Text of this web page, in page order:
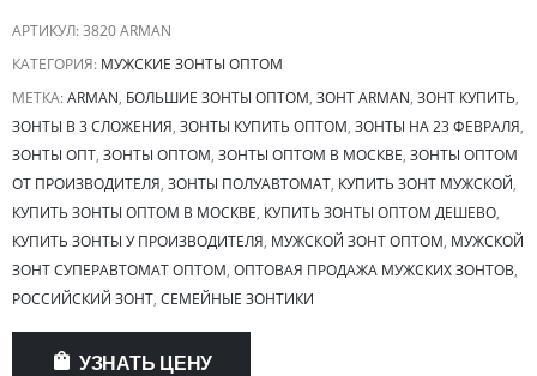
АРТИКУЛ:3820 ARMAN
КАТЕГОРИЯ: МУЖСКИЕ ЗОНТЫ ОПТОМ
МЕТКА:ARMAN, БОЛЬШИЕ ЗОНТЫ ОПТОМ, ЗОНТ ARMAN, ЗОНТ КУПИТЬ,
ЗОНТЫ В 3 СЛОЖЕНИЯ, ЗОНТЫ КУПИТЬ ОПТОМ, ЗОНТЫ НА 23 ФЕВРАЛЯ,
ЗОНТЫ ОПТ, ЗОНТЫ ОПТОМ, ЗОНТЫ ОПТОМ В МОСКВЕ, ЗОНТЫ ОПТОМ
ОТ ПРОИЗВОДИТЕЛЯ, ЗОНТЫ ПОЛУАВТОМАТ, КУПИТЬ ЗОНТ МУЖСКОЙ,
КУПИТЬ ЗОНТЫ ОПТОМ В МОСКВЕ, КУПИТЬ ЗОНТЫ ОПТОМ ДЕШЕВО,
КУПИТЬ ЗОНТЫ У ПРОИЗВОДИТЕЛЯ, МУЖСКОЙ ЗОНТ ОПТОМ, МУЖСКОЙ
ЗОНТ СУПЕРАВТОМАТ ОПТОМ, ОПТОВАЯ ПРОДАЖА МУЖСКИХ ЗОНТОВ,
РОССИЙСКИЙ ЗОНТ, СЕМЕЙНЫЕ ЗОНТИКИ
УЗНАТЬ ЦЕНУ